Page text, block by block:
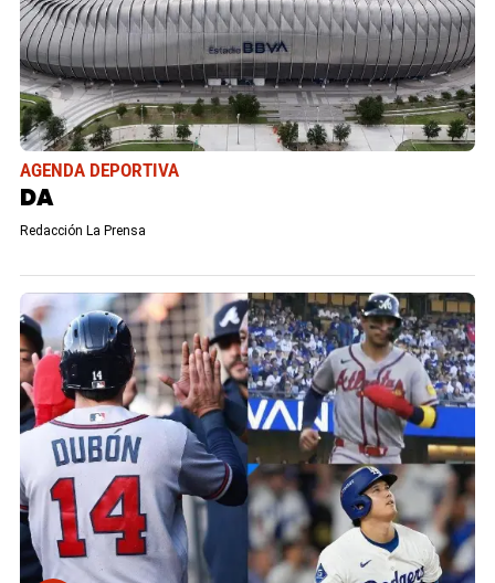
AGENDA DEPORTIVA
DA
Redacción La Prensa